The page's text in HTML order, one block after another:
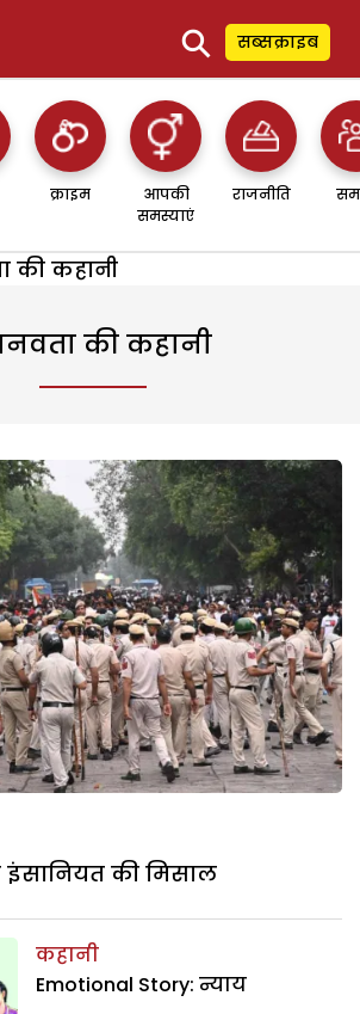
⚲ सब्सक्राइब
क्राइम
आपकी
समस्याएं
राजनीति
की कहानी
की कहानी
इंसानियत की मिसाल
कहानी
Emotional Story: न्याय